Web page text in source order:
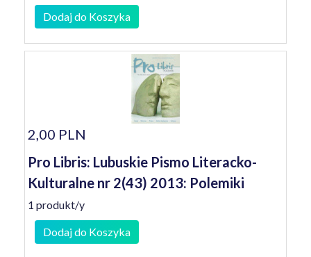
Dodaj do Koszyka
2,00 PLN
Pro Libris: Lubuskie Pismo Literacko-
Kulturalne nr 2(43) 2013: Polemiki
1 produkt/y
Dodaj do Koszyka